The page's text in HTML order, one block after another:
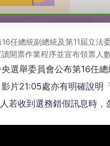
任總統副總統及第11屆立法
開票作業程序並宣布領票人
選舉委員會公布第16任
片21:05處亦有明確說明
若收到選務錯假訊息時，